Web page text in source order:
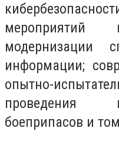
модернизации
информации;
опытно-
проведения
боеприпасов и